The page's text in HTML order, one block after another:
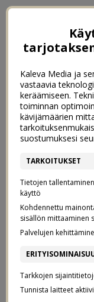
Kaleva Media ja
vastaavia
keräämiseen.
toiminnan
kävijämäärien
suostumuksesi
TARKOITUKSET
Tietojen
käyttö
Kohdennettu
sisällön mittaaminen
Palvelujen
Tarkkojen
Tunnista laitteet